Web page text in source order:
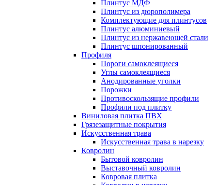
Плинтус МДФ
Плинтус из дюрополимера
Комплектующие для плинтусов
Плинтус алюминиевый
Плинтус из нержавеющей стали
Плинтус шпонированный
Профиля
Пороги самоклеящиеся
Углы самоклеящиеся
Анодированные уголки
Порожки
Противоскользящие профили
Профили под плитку
Виниловая плитка ПВХ
Грязезащитные покрытия
Искусственная трава
Искусственная трава в нарезку
Ковролин
Бытовой ковролин
Выставочный ковролин
Ковровая плитка